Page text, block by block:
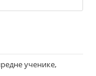
ученике,